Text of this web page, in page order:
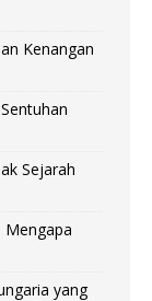
Kenangan
Sejarah
Mengapa
yang